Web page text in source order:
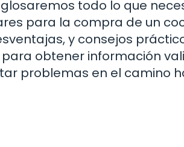
todo lo que
para la compra de un
y consejos
obtener información
problemas en el camino